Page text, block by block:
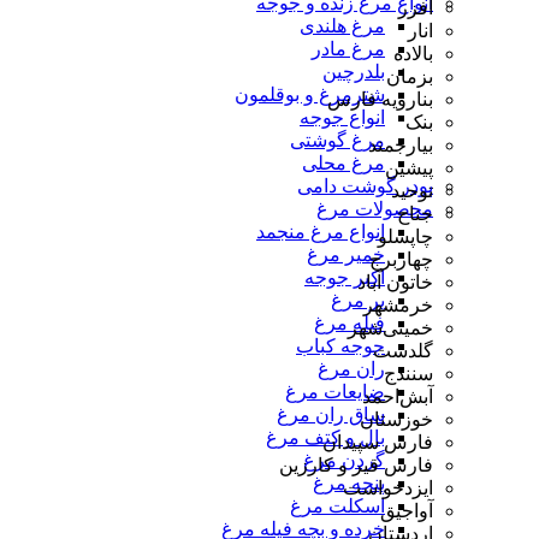
مرغ هلندی
مرغ مادر
بلدرچین
شترمرغ و بوقلمون
انواع جوجه
مرغ گوشتی
مرغ محلی
پودر گوشت دامی
محصولات مرغ
انواع مرغ منجمد
خمیر مرغ
اکبر جوجه
پر مرغ
فیله مرغ
جوجه کباب
ران مرغ
ضایعات مرغ
ساق ران مرغ
بال و کتف مرغ
گردن مرغ
پنجه مرغ
اسکلت مرغ
خرده و بچه فیله مرغ
افزر
انار
بالاده
بزمان
بنارویه فارس
بنک
بیارجمند
پیشین
توحید
جناح
چاپشلو
چهاربرج
خاتون آباد
خرمشهر
خمینی‌شهر
گلدشت
سنندج
آبش‌احمد
خوزستان
فارس سپیدان
فارس قیر و کارزین
ایزدخواست
آواجیق
اردستان